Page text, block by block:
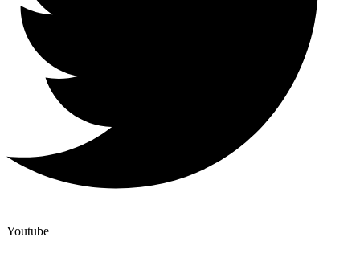
Youtube